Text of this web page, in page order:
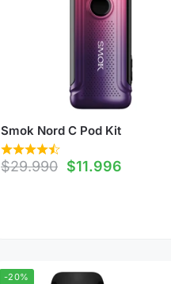
Smok Nord C Pod Kit
$29.990 $11.996
-20%